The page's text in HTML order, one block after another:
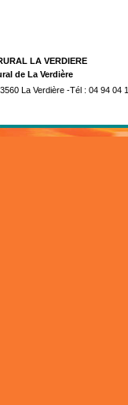
LA VERDIERE
de La Verdière
La Verdière -Tél : 04 94 04